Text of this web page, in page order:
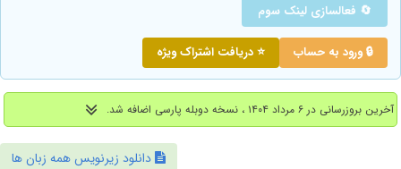
🔄 فعالسازی لینک سوم
🔒 ورود به حساب ⭐ دریافت اشتراک ویژه
آخرین بروزرسانی در ۶ مرداد ۱۴۰۴ ، نسخه دوبله پارسی اضافه شد.
دانلود زیرنویس همه زبان ها